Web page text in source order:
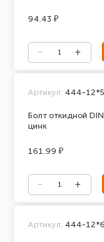
94.43 ₽
Болт откидной
цинк
Артикул: 444-
161.99 ₽
Артикул: 444-